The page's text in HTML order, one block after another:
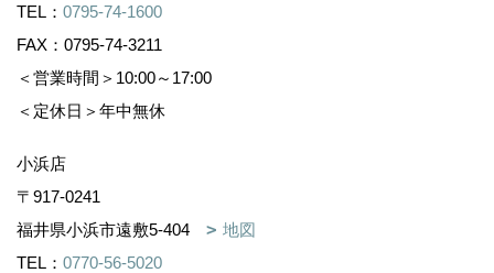
TEL： 0795-74-1600
FAX：0795-74-3211
＜営業時間＞10:00～17:00
＜定休日＞年中無休
小浜店
〒917-0241
福井県小浜市遠敷5-404
地図
TEL： 0770-56-5020